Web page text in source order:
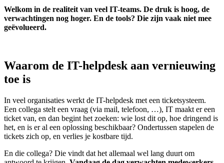
Welkom in de realiteit van veel IT-teams. De druk is hoog, de
verwachtingen nog hoger. En de tools? Die zijn vaak niet mee
geëvolueerd.
Waarom de IT-helpdesk aan vernieuwing
toe is
In veel organisaties werkt de IT-helpdesk met een ticketsysteem.
Een collega stelt een vraag (via mail, telefoon, …), IT maakt er een
ticket van, en dan begint het zoeken: wie lost dit op, hoe dringend is
het, en is er al een oplossing beschikbaar? Ondertussen stapelen de
tickets zich op, en verlies je kostbare tijd.
En die collega? Die vindt dat het allemaal wel lang duurt om